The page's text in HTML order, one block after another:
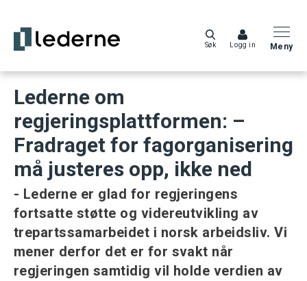
Søk Logg in Meny
Lederne om
regjeringsplattformen: –
Fradraget for fagorganisering
må justeres opp, ikke ned
- Lederne er glad for regjeringens
fortsatte støtte og videreutvikling av
trepartssamarbeidet i norsk arbeidsliv. Vi
mener derfor det er for svakt når
regjeringen samtidig vil holde verdien av